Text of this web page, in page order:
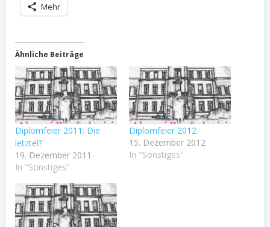
Mehr
Ähnliche Beiträge
Diplomfeier 2011: Die
letzte!?
19. Dezember 2011
In "Sonstiges"
Diplomfeier 2012
15. Dezember 2012
In "Sonstiges"